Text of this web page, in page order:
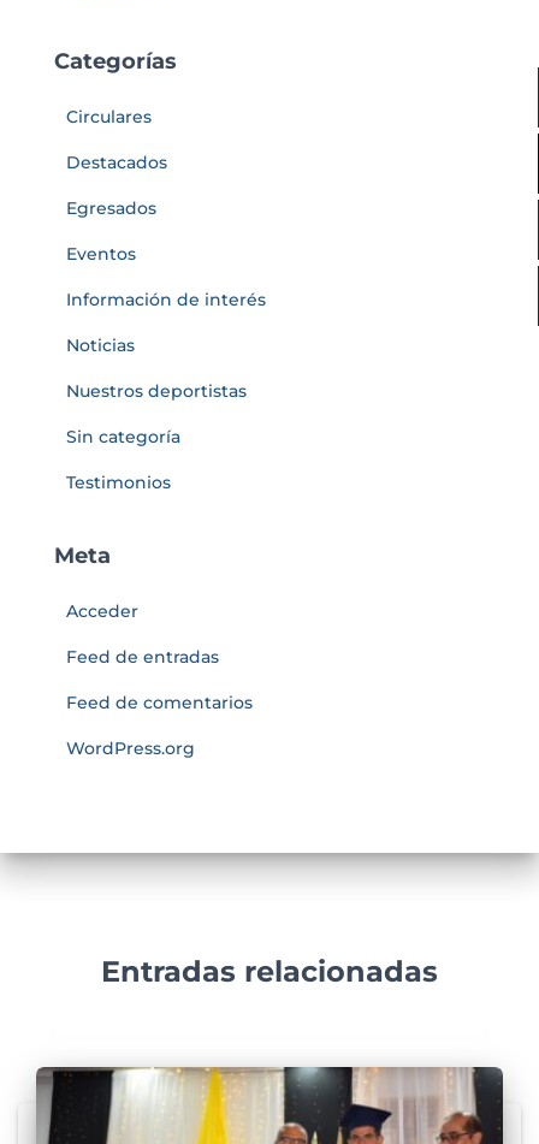
Categorías
Circulares
Destacados
Egresados
Eventos
Información de interés
Noticias
Nuestros deportistas
Sin categoría
Testimonios
Meta
Acceder
Feed de entradas
Feed de comentarios
WordPress.org
Entradas relacionadas